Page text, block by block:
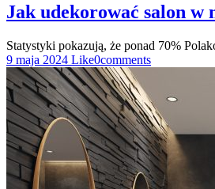
Jak udekorować salon w
Statystyki pokazują, że ponad 70%
9 maja 2024 Like0comments